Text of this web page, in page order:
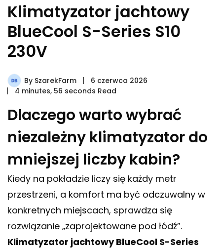
Klimatyzator jachtowy
BlueCool S-Series S10
230V
By SzarekFarm
6 czerwca 2026
4 minutes, 56 seconds Read
Dlaczego warto wybrać
niezależny klimatyzator do
mniejszej liczby kabin?
Kiedy na pokładzie liczy się każdy metr
przestrzeni, a komfort ma być odczuwalny w
konkretnych miejscach, sprawdza się
rozwiązanie „zaprojektowane pod łódź”.
Klimatyzator jachtowy BlueCool S-Series